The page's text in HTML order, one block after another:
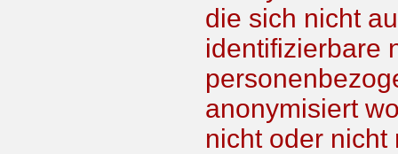
die sich nicht
identifizierbare
anonymisiert
nicht oder